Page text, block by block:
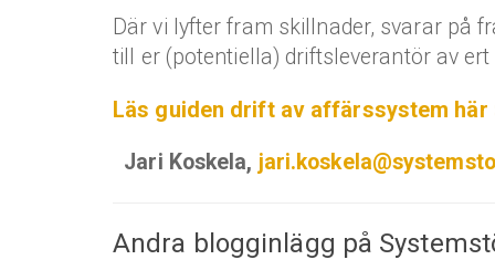
Där vi lyfter fram skillnader, svarar på
till er (potentiella) driftsleverantör av
Läs guiden drift av affärssystem här
Jari Koskela,
Andra blogginlägg på